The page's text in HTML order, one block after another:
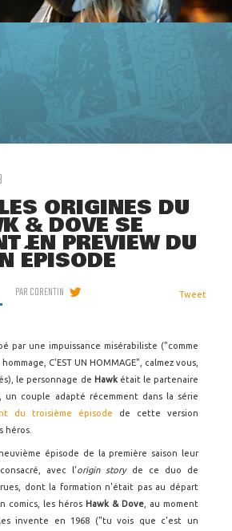
ORIGINES DU
& DOVE SE
EN PREVIEW DU
ÉPISODE
PARCORENTIN Tweet
par une impuissance misérabiliste ("comme
hommage, C'EST UN HOMMAGE", calmez vous,
le personnage de Hawkétait le partenaire
, un couple adapté récemment dans la série
du troisième épisode de cette version
héros.
épisode de la première saison leur
avec l'origin storyde ce duo de
dont la formation n'était pas au départ
comics, les héros Hawk & Dove , au moment
invente en 1968 ("tu vois que c'est un